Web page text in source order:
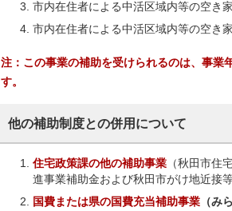
市内在住者による中活区域内等の空
市内在住者による中活区域内等の空
注：この事業の補助を受けられるのは、事業
す。
他の補助制度との併用について
住宅政策課の他の補助事業 （秋田市住
進事業補助金および秋田市がけ地近接
国費または県の国費充当補助事業 （み